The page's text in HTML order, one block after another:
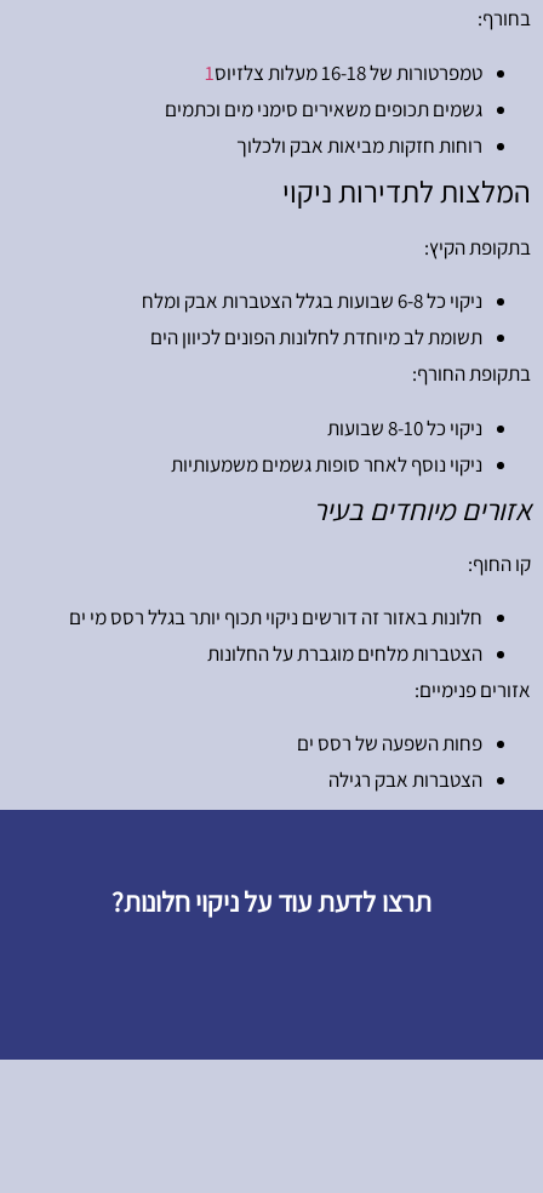
בחורף:
טמפרטורות של 16-18 מעלות צלזיוס
1
גשמים תכופים משאירים סימני מים וכתמים
רוחות חזקות מביאות אבק ולכלוך
המלצות לתדירות ניקוי
בתקופת הקיץ:
ניקוי כל 6-8 שבועות בגלל הצטברות אבק ומלח
תשומת לב מיוחדת לחלונות הפונים לכיוון הים
בתקופת החורף:
ניקוי כל 8-10 שבועות
ניקוי נוסף לאחר סופות גשמים משמעותיות
אזורים מיוחדים בעיר
קו החוף:
חלונות באזור זה דורשים ניקוי תכוף יותר בגלל רסס מי ים
הצטברות מלחים מוגברת על החלונות
אזורים פנימיים:
פחות השפעה של רסס ים
הצטברות אבק רגילה
תרצו לדעת עוד על ניקוי חלונות?